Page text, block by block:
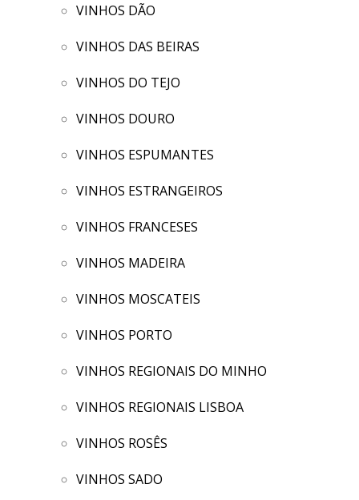
VINHOS DÃO
VINHOS DAS BEIRAS
VINHOS DO TEJO
VINHOS DOURO
VINHOS ESPUMANTES
VINHOS ESTRANGEIROS
VINHOS FRANCESES
VINHOS MADEIRA
VINHOS MOSCATEIS
VINHOS PORTO
VINHOS REGIONAIS DO MINHO
VINHOS REGIONAIS LISBOA
VINHOS ROSÊS
VINHOS SADO